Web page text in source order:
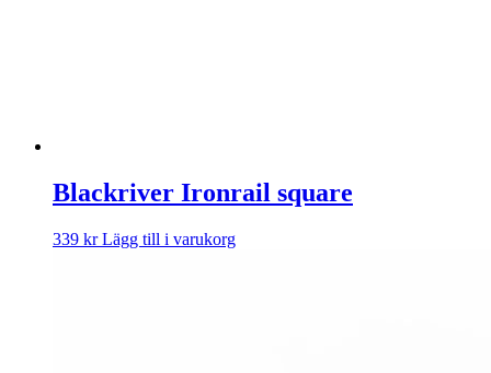
Blackriver Ironrail square
339 kr Lägg till i varukorg